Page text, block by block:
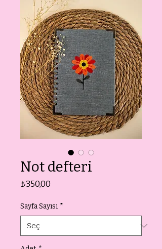
Not defteri
₺350,00
Sayfa Sayısı *